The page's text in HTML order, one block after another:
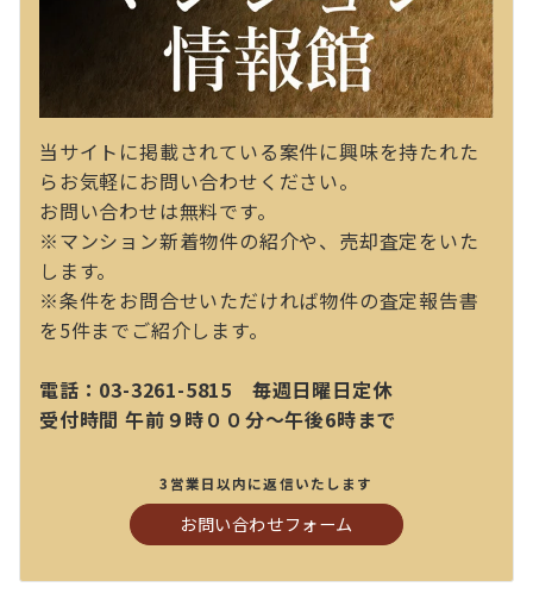
当サイトに掲載されている案件に興味を持たれた
らお気軽にお問い合わせください。
お問い合わせは無料です。
※マンション新着物件の紹介や、売却査定をいた
します。
※条件をお問合せいただければ物件の査定報告書
を5件までご紹介します。
電話：03-3261-5815 毎週日曜日定休
受付時間 午前９時００分～午後6時まで
3営業日以内に返信いたします
お問い合わせフォーム